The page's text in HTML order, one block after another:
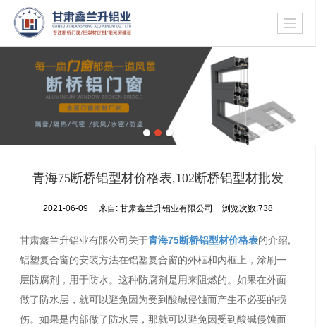
青海75断桥铝型材价格表,102断桥铝型材批发
2021-06-09 来自: 甘肃鑫兰升铝业有限公司 浏览次数:738
甘肃鑫兰升铝业有限公司关于青海75断桥铝型材价格表的介绍,
铝塑复合窗的安装方法在铝塑复合窗的外框和内框上，涂刷一
层防腐剂，用于防水。这种防腐剂是用来阻燃的。如果在外面
做了防水层，就可以避免因为受到酸碱侵蚀而产生不必要的损
伤。如果是内部做了防水层，那就可以避免因受到酸碱侵蚀而